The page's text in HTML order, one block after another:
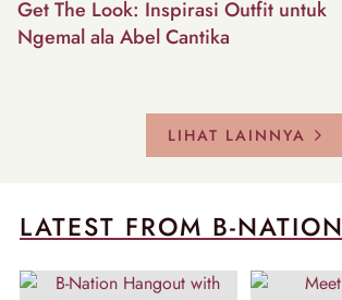
Get The Look: Inspirasi Outfit untuk
Ngemal ala Abel Cantika
LIHAT LAINNYA
LATEST FROM B-NATION